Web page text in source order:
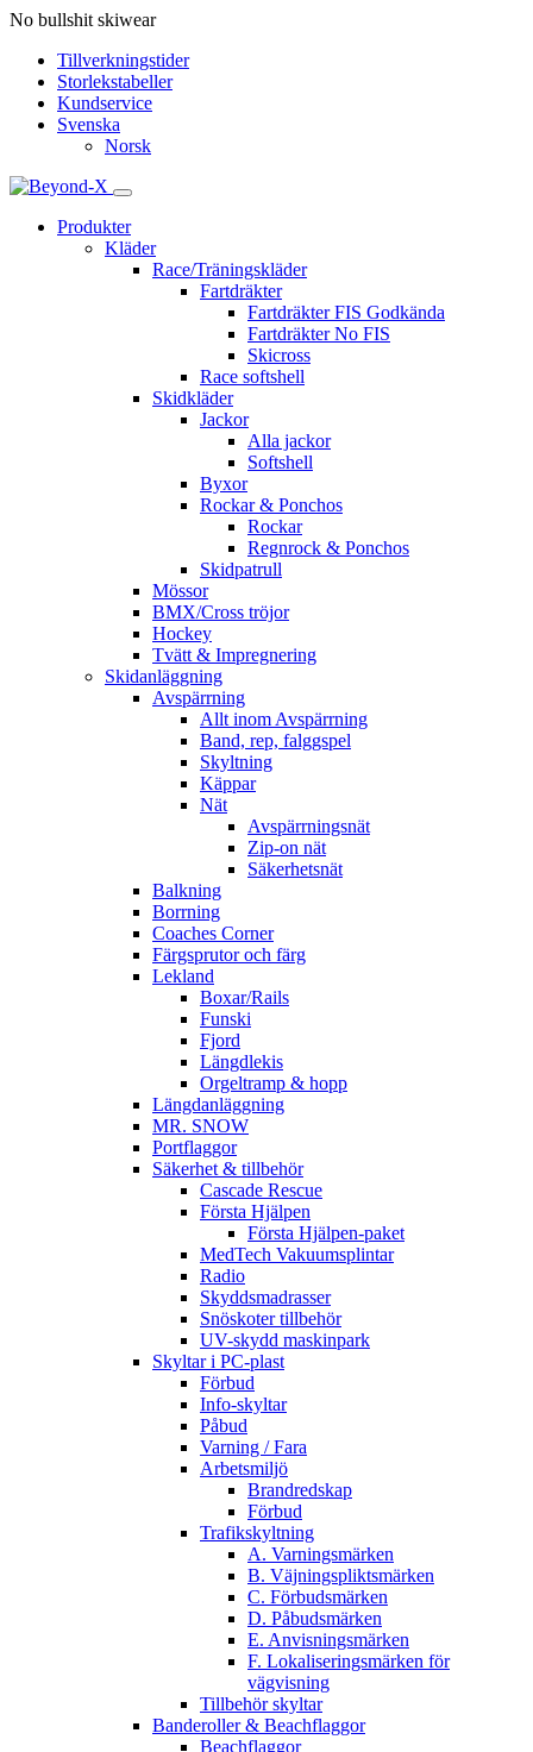
No bullshit skiwear
Tillverkningstider
Storlekstabeller
Kundservice
Svenska
Norsk
Produkter
Kläder
Race/Träningskläder
Fartdräkter
Fartdräkter FIS Godkända
Fartdräkter No FIS
Skicross
Race softshell
Skidkläder
Jackor
Alla jackor
Softshell
Byxor
Rockar & Ponchos
Rockar
Regnrock & Ponchos
Skidpatrull
Mössor
BMX/Cross tröjor
Hockey
Tvätt & Impregnering
Skidanläggning
Avspärrning
Allt inom Avspärrning
Band, rep, falggspel
Skyltning
Käppar
Nät
Avspärrningsnät
Zip-on nät
Säkerhetsnät
Balkning
Borrning
Coaches Corner
Färgsprutor och färg
Lekland
Boxar/Rails
Funski
Fjord
Längdlekis
Orgeltramp & hopp
Längdanläggning
MR. SNOW
Portflaggor
Säkerhet & tillbehör
Cascade Rescue
Första Hjälpen
Första Hjälpen-paket
MedTech Vakuumsplintar
Radio
Skyddsmadrasser
Snöskoter tillbehör
UV-skydd maskinpark
Skyltar i PC-plast
Förbud
Info-skyltar
Påbud
Varning / Fara
Arbetsmiljö
Brandredskap
Förbud
Trafikskyltning
A. Varningsmärken
B. Väjningspliktsmärken
C. Förbudsmärken
D. Påbudsmärken
E. Anvisningsmärken
F. Lokaliseringsmärken för
vägvisning
Tillbehör skyltar
Banderoller & Beachflaggor
Beachflaggor